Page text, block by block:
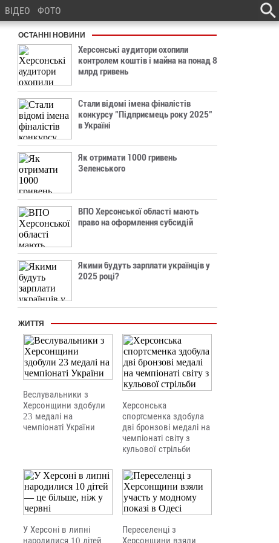
ВІДЕО ФОТО
ОСТАННІ НОВИНИ
Херсонські аудитори охопили
контролем коштів і майна на понад 8
млрд гривень
Стали відомі імена фіналістів
конкурсу "Підприємець року 2025"
в Україні
Як отримати 1000 гривень
Зеленського
ВПО Херсонської області мають
право на оформлення субсидій
Якими будуть зарплати українців у
2025 році?
ЖИТТЯ
Веслувальники з
Херсонщини здобули
23 медалі на
чемпіонаті України
Херсонська
спортсменка здобула
дві бронзові медалі на
чемпіонаті світу з
кульової стрільби
У Херсоні в липні
народилися 10 дітей
Переселенці з
Херсонщини взяли